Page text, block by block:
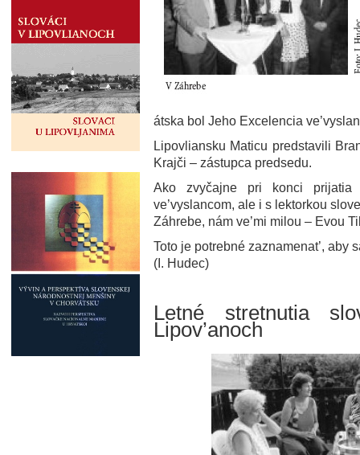
átska bol Jeho Excelencia
Lipovliansku Maticu predstavili
Krajči – zástupca predsedu.
Ako zvyčajne pri konci prijatia
ve’vyslancom, ale i s lektorkou
Záhrebe, nám ve’mi milou – Evou
Toto je potrebné zaznamenat’, aby
(I. Hudec)
Letné stretnutia
Lipov’anoch